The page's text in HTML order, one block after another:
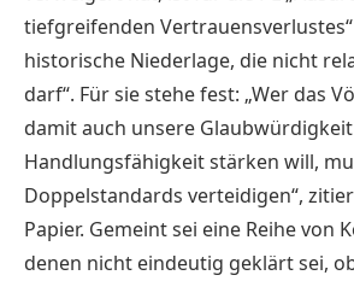
tiefgreifenden
historische Niederlage, die nicht
darf“. Für sie stehe fest: „Wer das
damit auch unsere
Handlungsfähigkeit stärken will,
Doppelstandards verteidigen“,
Papier. Gemeint sei eine Reihe von
denen nicht eindeutig geklärt sei,